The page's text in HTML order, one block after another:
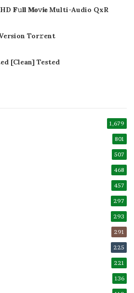
𝐅𝚞𝐥𝐥 𝐌𝐨𝚟𝐢𝐞 Multi-Audio QxR
Tor𝚛ent
[Clean] Tested
1,679
801
507
468
457
297
293
291
225
221
136